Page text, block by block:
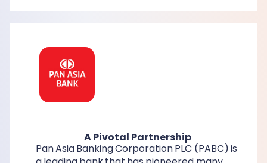
A Pivotal Partnership
Pan Asia Banking Corporation PLC (PABC) is